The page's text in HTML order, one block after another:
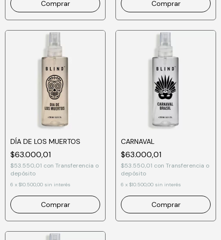
DÍA DE LOS MUERTOS
$63.000,01
$53.550,01 con Transferencia o
depósito
6 x $10.500,00 sin interés
CARNAVAL
$63.000,01
$53.550,01 con Transferencia o
depósito
6 x $10.500,00 sin interés